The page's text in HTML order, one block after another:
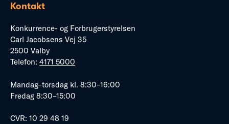
Kontakt
Konkurrence- og Forbrugerstyrelsen
Carl Jacobsens Vej 35
2500 Valby
Telefon: 4171 5000
Mandag–torsdag kl. 8:30–16:00
Fredag 8:30–15:00
CVR: 10 29 48 19